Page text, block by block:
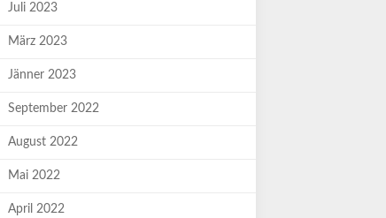
Juli 2023
März 2023
Jänner 2023
September 2022
August 2022
Mai 2022
April 2022